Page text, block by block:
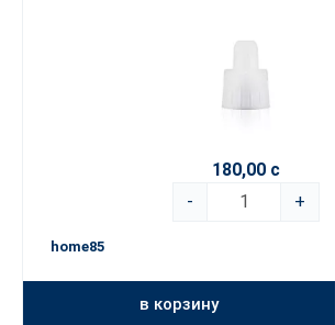
180,00 с
-
+
home85
в корзину